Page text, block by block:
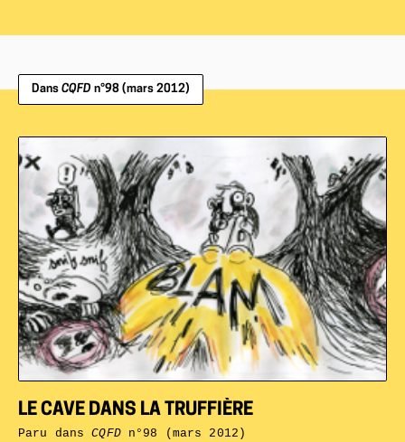
Dans CQFD n°98 (mars 2012)
LE CAVE DANS LA TRUFFIÈRE
Paru dansCQFDn°98 (mars 2012)